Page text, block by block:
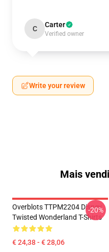
C Carter
Verified owner
Write your review
Mais
Overblots TTPM2204 Disney
Twisted Wonderland T-Shirts
€ 24,38 - € 28,06
-20%